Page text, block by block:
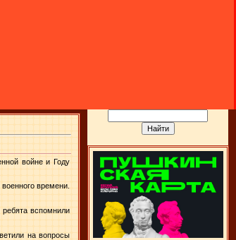
войне и Году
времени.
вспомнили
на вопросы